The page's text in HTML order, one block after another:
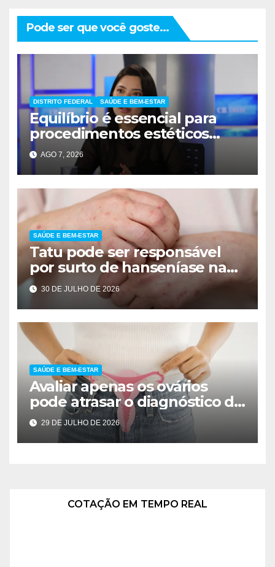
Pode ser que você goste...
DISTRITO FEDERAL SAÚDE E BEM-ESTAR
Equilíbrio é essencial para
procedimentos estéticos
seguros
AGO 7, 2026
SAÚDE E BEM-ESTAR
Tatu pode ser responsável
por surto de hanseníase na
Flórida
30 DE JULHO DE 2026
SAÚDE E BEM-ESTAR
Avaliar apenas os ovários
pode atrasar o diagnóstico da
SOMP e comprometer a
saúde da mulher
29 DE JULHO DE 2026
COTAÇÃO EM TEMPO REAL